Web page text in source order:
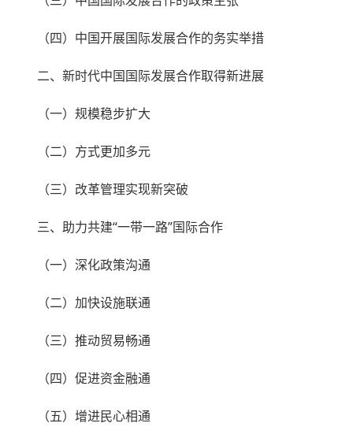
（四）中国开展国际发展合作的务实举措
二、新时代中国国际发展合作取得新进展
（一）规模稳步扩大
（二）方式更加多元
（三）改革管理实现新突破
三、助力共建“一带一路”国际合作
（一）深化政策沟通
（二）加快设施联通
（三）推动贸易畅通
（四）促进资金融通
（五）增进民心相通